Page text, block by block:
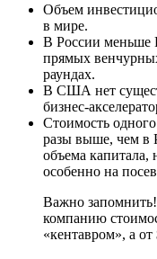
Объем
в мире.
В России
прямых
раундах.
В США нет
бизнес-
Стоимость
разы выше, чем в
объема капитала,
особенно на
Важно
компанию
«кентавром», а